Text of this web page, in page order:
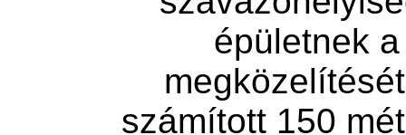
épületnek
számított 150